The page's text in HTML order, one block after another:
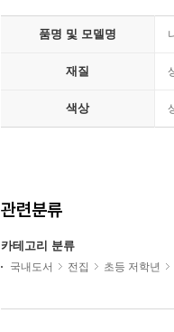
품명 및 모델명
재질
색상
관련분류
카테고리 분류
국내도서 전집 초등 저학년